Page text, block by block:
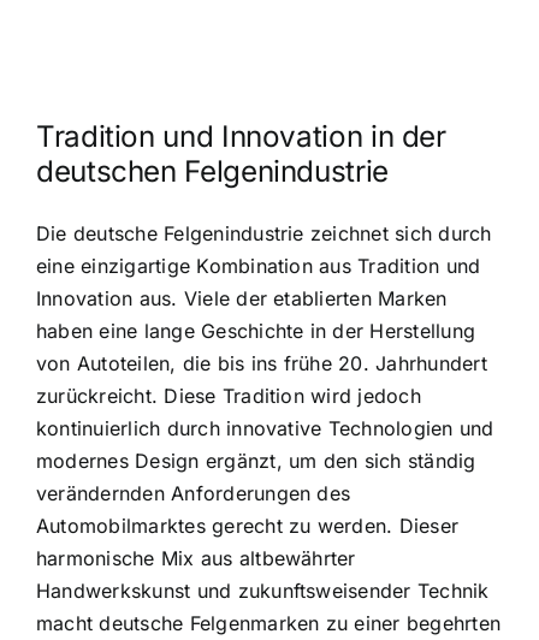
Tradition und Innovation in der
deutschen Felgenindustrie
Die deutsche Felgenindustrie zeichnet sich durch
eine einzigartige Kombination aus Tradition und
Innovation aus. Viele der etablierten Marken
haben eine lange Geschichte in der Herstellung
von Autoteilen, die bis ins frühe 20. Jahrhundert
zurückreicht. Diese Tradition wird jedoch
kontinuierlich durch innovative Technologien und
modernes Design ergänzt, um den sich ständig
verändernden Anforderungen des
Automobilmarktes gerecht zu werden. Dieser
harmonische Mix aus altbewährter
Handwerkskunst und zukunftsweisender Technik
macht deutsche Felgenmarken zu einer begehrten